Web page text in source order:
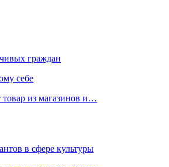
граждан
себе
товар из магазинов и…
в сфере культуры